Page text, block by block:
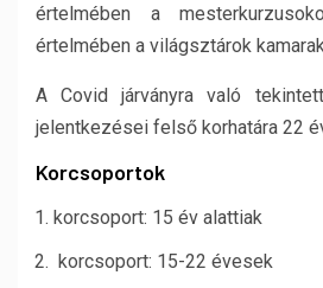
értelmében a
értelmében a világsztárok
A Covid járványra való
jelentkezései felső korhatára 22
Korcsoportok
korcsoport: 15 év alattiak
korcsoport: 15-22 évesek